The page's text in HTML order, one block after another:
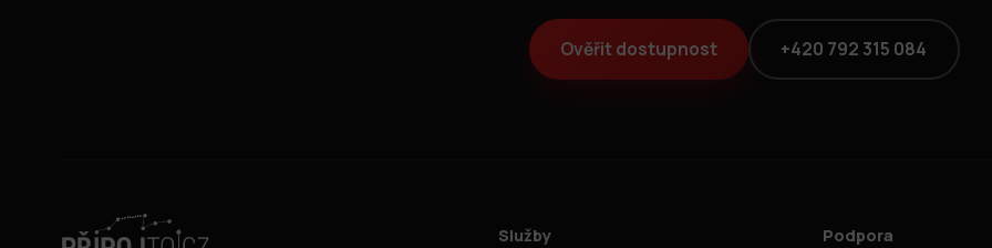
Ověřit dostupnost +420 792 315 084
Služby
Podpora